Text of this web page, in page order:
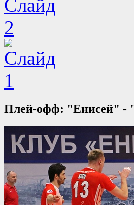
Плей-офф: "Енисей" -